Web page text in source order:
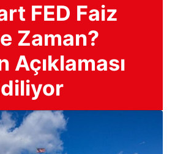
FED Faiz
Zaman?
Açıklaması